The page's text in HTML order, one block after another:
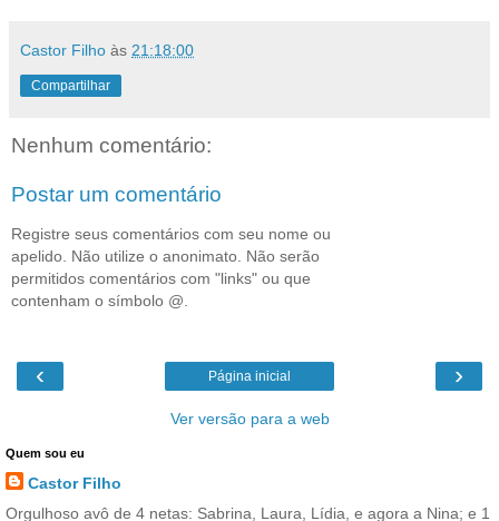
Castor Filho às 21:18:00
Compartilhar
Nenhum comentário:
Postar um comentário
Registre seus comentários com seu nome ou
apelido. Não utilize o anonimato. Não serão
permitidos comentários com "links" ou que
contenham o símbolo @.
‹ ›
Página inicial
Ver versão para a web
Quem sou eu
Castor Filho
Orgulhoso avô de 4 netas: Sabrina, Laura, Lídia, e agora a Nina; e 1